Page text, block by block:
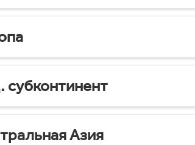
субконтинент
Азия